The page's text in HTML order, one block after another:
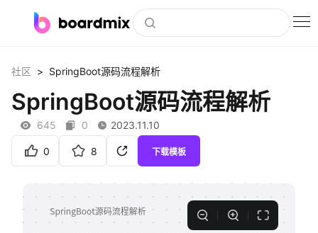
社区资源
下载
私有化部署
社区 > SpringBoot源码流程解析
SpringBoot源码流程解析
645 0 2023.11.10
0 8 下载模板